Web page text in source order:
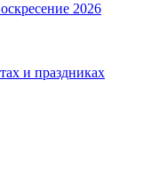
2026
и праздниках